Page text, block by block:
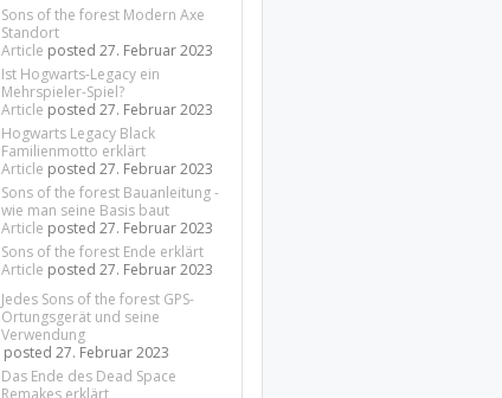
Sons of the forest Modern Axe
Standort
Article posted27. Februar 2023
Ist Hogwarts-Legacy ein
Mehrspieler-Spiel?
Article posted27. Februar 2023
Hogwarts Legacy Black
Familienmotto erklärt
Article posted27. Februar 2023
Sons of the forest Bauanleitung -
wie man seine Basis baut
Article posted27. Februar 2023
Sons of the forest Ende erklärt
Article posted27. Februar 2023
Jedes Sons of the forest GPS-
Ortungsgerät und seine
Verwendung
posted27. Februar 2023
Das Ende des Dead Space
Remakes erklärt